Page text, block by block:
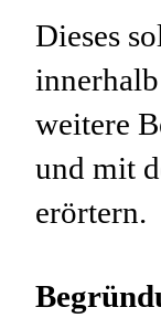
Dieses
weitere
und mit
erörtern.
Begr